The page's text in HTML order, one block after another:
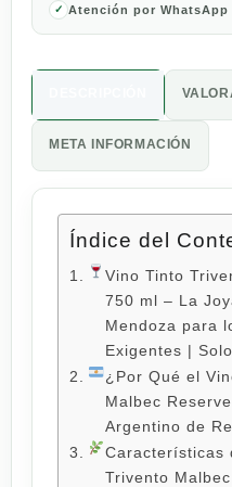
Atención por WhatsApp
META INFORMACIÓN
Índice del
Vino Tinto
750 ml – La
Mendoza para
Exigentes |
¿Por Qué el
Malbec
Argentino de
Características
Trivento